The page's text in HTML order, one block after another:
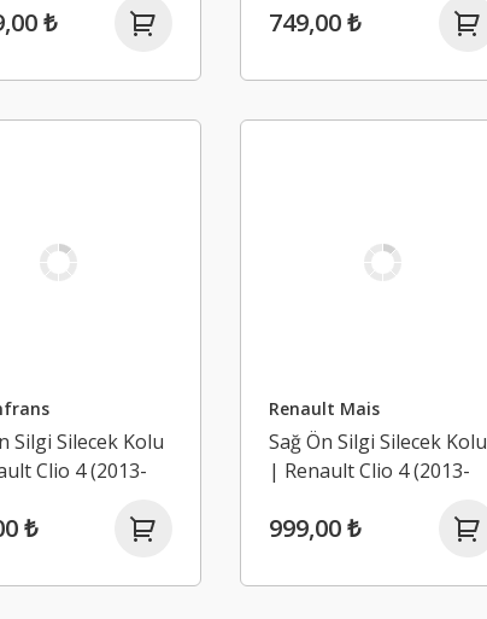
₺ 749,00 ₺
Silgi Silecek Kolu
Clio 4 (2013-
₺
Renault Mais
Sağ Ön Silgi Silecek Kolu
| Renault Clio 4 (2013-
999,00 ₺